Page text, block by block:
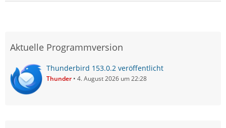
Aktuelle Programmversion
Thunderbird 153.0.2 veröffentlicht
Thunder 4. August 2026 um 22:28